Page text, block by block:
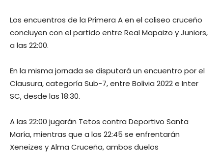
Los encuentros de la Primera A en el coliseo cruceño
concluyen con el partido entre Real Mapaizo y Juniors,
a las 22:00.
En la misma jornada se disputará un encuentro por el
Clausura, categoría Sub-7, entre Bolivia 2022 e Inter
SC, desde las 18:30.
A las 22:00 jugarán Tetos contra Deportivo Santa
María, mientras que a las 22:45 se enfrentarán
Xeneizes y Alma Cruceña, ambos duelos